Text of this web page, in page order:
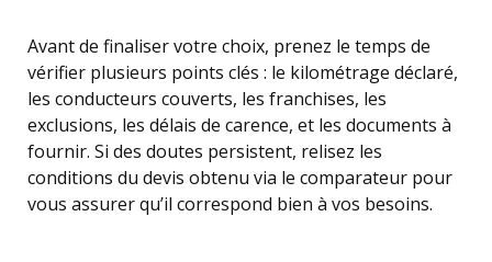
Avant de finaliser votre choix, prenez le temps de
vérifier plusieurs points clés : le kilométrage déclaré,
les conducteurs couverts, les franchises, les
exclusions, les délais de carence, et les documents à
fournir. Si des doutes persistent, relisez les
conditions du devis obtenu via le comparateur pour
vous assurer qu’il correspond bien à vos besoins.